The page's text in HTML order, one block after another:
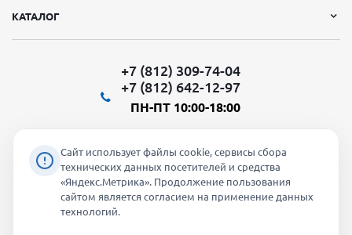
КАТАЛОГ
+7 (812) 309-74-04
+7 (812) 642-12-97
ПН-ПТ 10:00-18:00
Мы в социальных сетях:
Сайт использует файлы cookie, сервисы сбора
технических данных посетителей и средства
«Яндекс.Метрика». Продолжение пользования
сайтом является согласием на применение данных
технологий.